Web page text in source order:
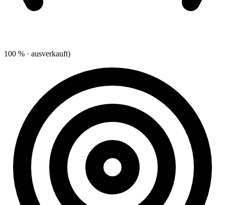
100 % · ausverkauft)